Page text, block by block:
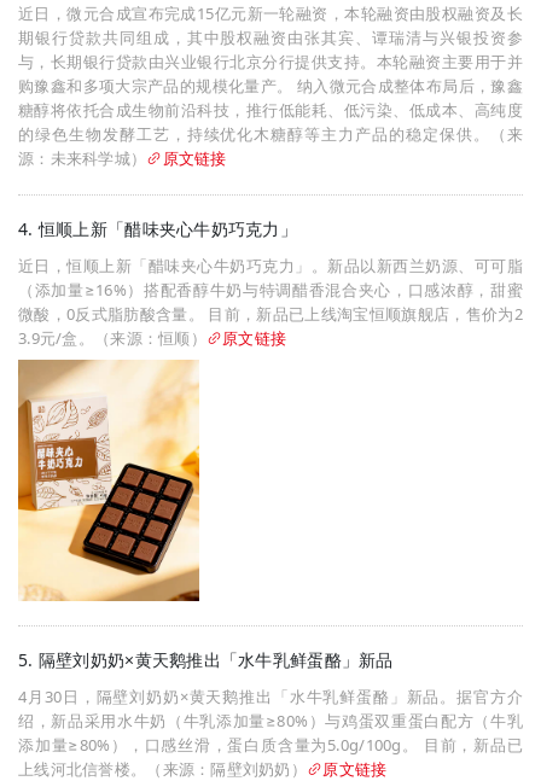
近日，微元合成宣布完成15亿元新一轮融资，本轮融资由股权融资及长
期银行贷款共同组成，其中股权融资由张其宾、谭瑞清与兴银投资参
与，长期银行贷款由兴业银行北京分行提供支持。本轮融资主要用于并
购豫鑫和多项大宗产品的规模化量产。 纳入微元合成整体布局后，豫鑫
糖醇将依托合成生物前沿科技，推行低能耗、低污染、低成本、高纯度
的绿色生物发酵工艺，持续优化木糖醇等主力产品的稳定保供。（来
源：未来科学城）
原文链接
4. 恒顺上新「醋味夹心牛奶巧克力」
近日，恒顺上新「醋味夹心牛奶巧克力」。新品以新西兰奶源、可可脂
（添加量≥16%）搭配香醇牛奶与特调醋香混合夹心，口感浓醇，甜蜜
微酸，0反式脂肪酸含量。 目前，新品已上线淘宝恒顺旗舰店，售价为2
3.9元/盒。（来源：恒顺）
原文链接
5. 隔壁刘奶奶×黄天鹅推出「水牛乳鲜蛋酪」新品
4月30日，隔壁刘奶奶×黄天鹅推出「水牛乳鲜蛋酪」新品。据官方介
绍，新品采用水牛奶（牛乳添加量≥80%）与鸡蛋双重蛋白配方（牛乳
添加量≥80%），口感丝滑，蛋白质含量为5.0g/100g。 目前，新品已
上线河北信誉楼。（来源：隔壁刘奶奶）
原文链接